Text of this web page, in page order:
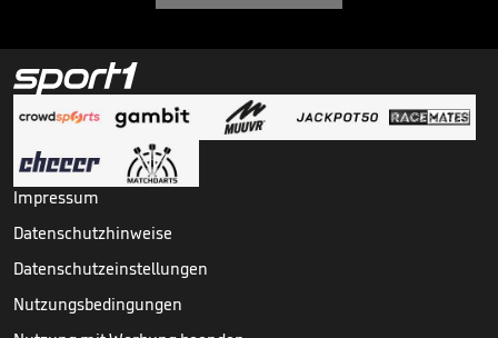
Impressum
Datenschutzhinweise
Datenschutzeinstellungen
Nutzungsbedingungen